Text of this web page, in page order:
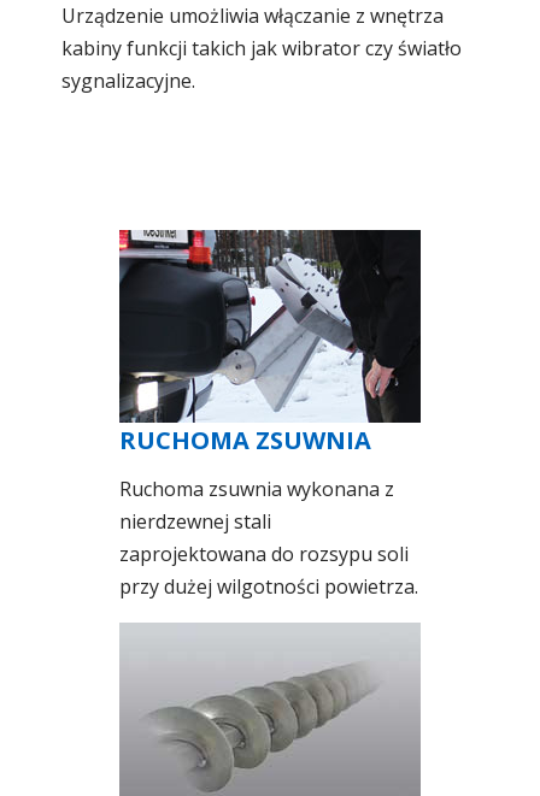
Urządzenie umożliwia włączanie z wnętrza
kabiny funkcji takich jak wibrator czy światło
sygnalizacyjne.
RUCHOMA ZSUWNIA
Ruchoma zsuwnia wykonana z
nierdzewnej stali
zaprojektowana do rozsypu soli
przy dużej wilgotności powietrza.